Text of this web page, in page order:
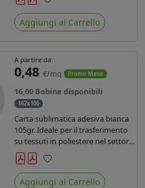
Preferiti
Aggiungi al Carrello
A partire da:
0,48 €/mq Promo Mese
16,00 Bobine disponibili
162x100
Carta sublimatica adesiva bianca
105gr. Ideale per il trasferimento
su tessuti in poliestere nel settore
sportwear .
Preferiti
Aggiungi al Carrello